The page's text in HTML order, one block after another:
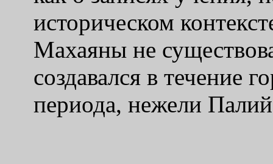
историческом
Махаяны не
создавался в течение
периода, нежели